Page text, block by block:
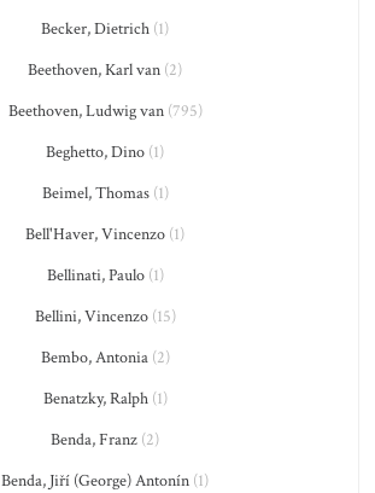
Becker, Dietrich (1)
Beethoven, Karl van (2)
Beethoven, Ludwig van(795)
Beghetto, Dino (1)
Beimel, Thomas(1)
Bell'Haver, Vincenzo (1)
Bellinati, Paulo(1)
Bellini, Vincenzo(15)
Bembo, Antonia(2)
Benatzky, Ralph(1)
Benda, Franz (2)
Benda, Jiří (George) Antonín (1)